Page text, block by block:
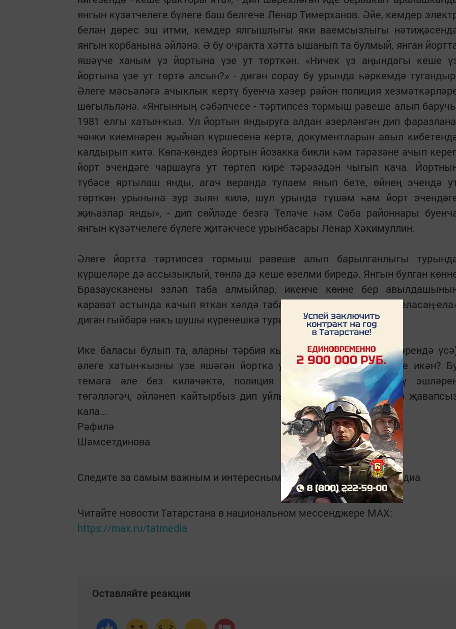
янгын күзәтчелеге бүлеге баш белгече Ленар Тимерханов. Әйе, кемдер
белән дөрес эш итми, кемдер ялгышлыгы яки ваемсызлыгы
янгын корбанына әйләнә. Ә бу очракта хәтта ышанып та булмый, янган
яшәүче ханым үз йортына үзе ут төрткән. «Ничек үз аңындагы кеше
йортына үзе ут төртә алсын?» - дигән сорау бу урында һәркемдә
Әлеге мәсьәләгә ачыклык кертү буенча хәзер район полиция
шөгыльләнә. «Янгынның сәбәпчесе - тәртипсез тормыш рәвеше алып
1981 елгы хатын-кыз. Ул йортын яндыруга алдан әзерләнгән дип
чөнки киемнәрен җыйнап күршесенә кертә, документларын авыл
калдырып китә. Көпә-көндез йортын йозакка бикли һәм тәрәзәне ачып
йорт эчендәге чаршауга ут төртеп кире тәрәзәдән чыгып кача.
түбәсе яртылаш янды, агач веранда тулаем янып бете, өйнең эчендә
төрткән урынына зур зыян килә, шул урында түшәм һәм йорт
җиһазлар янды», - дип сөйләде безгә Теләче һәм Саба районнары
янгын күзәтчелеге бүлеге җитәкчесе урынбасары Ленар Хәкимуллин.
Әлеге йортта тәртипсез тормыш рәвеше алып барылганлыгы
күршеләре дә ассызыклый, төнлә дә кеше өзелми биредә. Янгын булган
Бразаусканены эзләп таба алмыйлар, икенче көнне бер
карават астында качып яткан хәлдә табалар үзен… «Көлсәң-көл, еласаң-
дигән гыйбарә нәкъ шушы күренешкә туры килә сыман.
Ике баласы булып та, аларны тәрбия кылмаган (балалары әбиләрендә
әлеге хатын-кызны үзе яшәгән йортка ут төртергә нәрсә этәрде икән?
темага әле без киләчәктә, полиция хезмәткәрләре тикшерү
төгәлләгәч, әйләнеп кайтырбыз дип уйлыйм, чөнки күп сораулар
кала…
Рәфилә
Шәмсетдинова
Следите за самым важным и интересным в Telegram-каналеТатмедиа
Читайте новости Татарстана в национальном мессенджере MАХ:
https://max.ru/tatmedia
Оставляйте реакции